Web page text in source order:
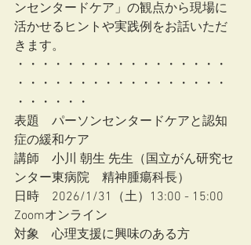
ンセンタードケア」の観点から現場に
活かせるヒントや実践例をお話いただ
きます。
・・・・・・・・・・・・・・・・・
・・・・・・・・・・・・・・・・・
・・・・・・
表題　パーソンセンタードケアと認知
症の緩和ケア
講師　小川 朝生 先生（国立がん研究セ
ンター東病院　精神腫瘍科長）
日時　2026/1/31（土）13:00 - 15:00
Zoomオンライン
対象　心理支援に興味のある方